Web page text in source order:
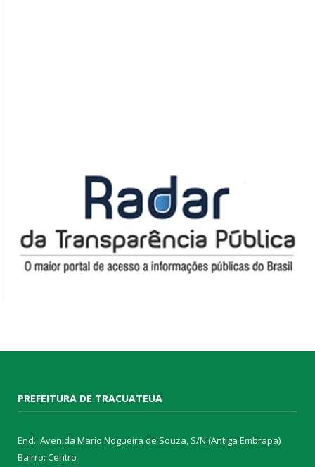
PREFEITURA DE TRACUATEUA
End.: Avenida Mario Nogueira de Souza, S/N (Antiga Embrapa)
Bairro: Centro